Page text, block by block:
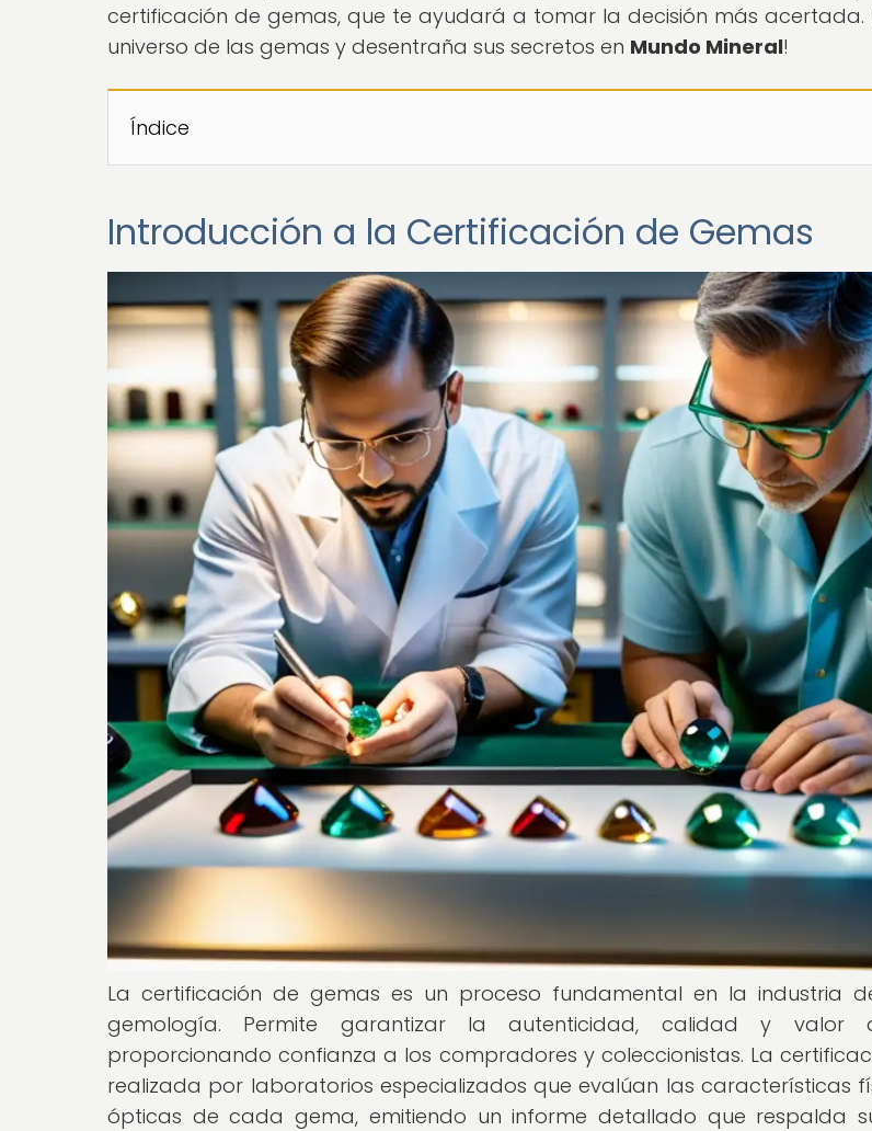
certificación de gemas, que te ayudará a tomar la decisión más acertada.
universo de las gemas y desentraña sus secretos en Mundo Mineral!
Índice
Introducción a la Certificación de Gemas
La certificación de gemas es un proceso fundamental en la industria
gemología. Permite garantizar la autenticidad, calidad y valor
proporcionando confianza a los compradores y coleccionistas. La
realizada por laboratorios especializados que evalúan las características
ópticas de cada gema, emitiendo un informe detallado que respalda